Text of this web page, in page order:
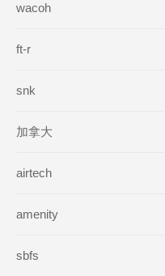
wacoh
ft-r
snk
加拿大
airtech
amenity
sbfs